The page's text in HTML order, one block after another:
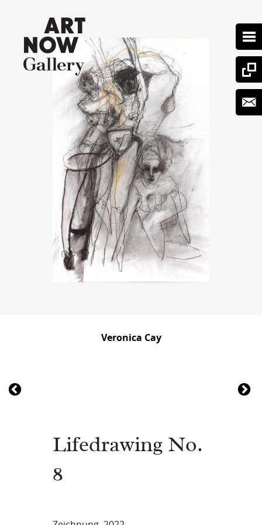
Veronica Cay
Lifedrawing No.
8